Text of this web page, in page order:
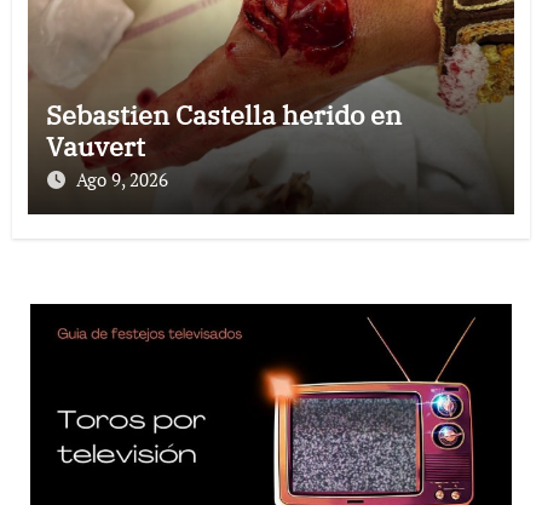
Sebastien Castella herido en
Vauvert
Ago 9, 2026